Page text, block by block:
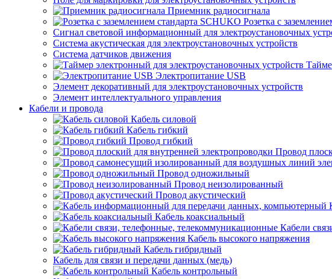
Приемник радиосигнала
Розетка с
Сигнал световой информационный для электроустановочных
Система акустическая для электроустановочных устройств
Система датчиков движения
Электропитание USB
Элемент декоративный для электроустановочных устройств
Элемент интеллектуального управления
Кабели и провода
Кабель силовой
Кабель гибкий
Провод гибкий
Провод
Провод одножильный
Провод неизолированный
Провод акустический
Кабель коаксиальный
Кабели
Кабель высокого напряжения
Кабель гибридный
Кабель для связи и передачи данных (медь)
Кабель контрольный